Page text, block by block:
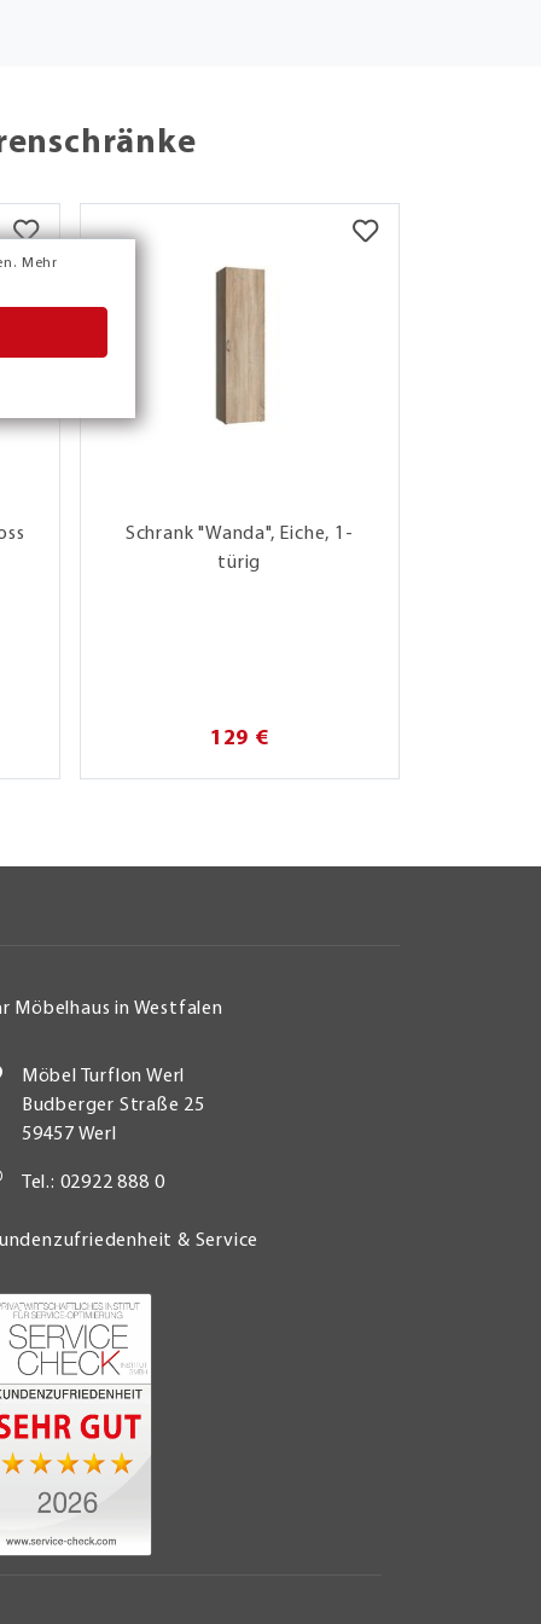
Mehr
Schrank "Wanda", Eiche, 1-
türig
129 €
Möbelhaus in Westfalen
Möbel Turflon Werl
Budberger Straße 25
59457 Werl
Tel.: 02922 888 0
& Service